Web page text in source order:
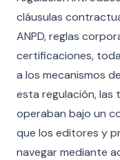
cláusulas
ANPD, reglas
certificaciones,
a los mecanismos
esta regulación,
operaban bajo un
que los editores y
navegar mediante